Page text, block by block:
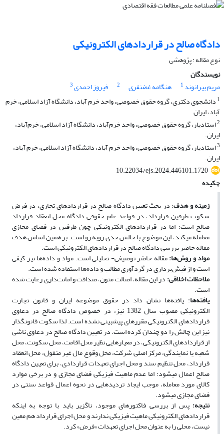
دادگاه صالح در قراردادهای الکترونیکی
نوع مقاله : پژوهشی
نویسندگان
مریم بیرانوند 1 هنگامه غضنفری 2 فیروز احمدی3
1 دانشجوی دکتری، گروه حقوق خصوصی، واحد خرم آباد، دانشگاه آزاد اسلامی، خرم
آباد، ایران
2استادیار، گروه حقوق خصوصی، واحد خرم‌آباد، دانشگاه آزاد اسلامی، خرم‌آباد،
ایران.
3استادیار، گروه حقوق خصوصی، واحد خرم آباد، دانشگاه آزاد اسلامی، خرم آباد،
ایران.
10.22034/ejs.2024.446101.1720
چکیده
زمینه و هدف: در بحث تعیین دادگاه صالح در قراردادهای تجاری، در فرض
سکوت طرفین قرارداد، در قواعد عام حقوقی دادگاه محل انعقاد قرارداد
صالح است؛ اما در قراردادهای الکترونیکی چون طرفین در فضای مجازی
معامله می­کند، این موضوع با چالش جدی روبه ­رو است. بر همین اساس هدف
مقاله حاضر بررسی دادگاه صالح در قراردادهای الکترونیکی است.
مواد و روش‌ها:مقاله حاضر توصیفی- تحلیلی است. مواد و داده‌ها نیز کیفی
است و از فیش‌برداری در گردآوری مطالب و داده‌ها استفاده‌ شده است.
ملاحظات اخلاقی:در این مقاله، اصالت متون، صداقت و امانت‌داری رعایت شده
است.
یافته‌ها: یافته‌ها نشان داد در حقوق موضوعه ایران و قانون تجارت
الکترونیکی مصوب سال 1382 نیز، در خصوص دادگاه صالح در دعاوی
قراردادهای الکترونیکی مقرره­ای پیش­بینی نشده است. لذا سکوت قانون­گذار
نیز این چالش را دو چندان کرده است. در تعیین دادگاه صالح در دعاوی ناشی
از قراردادهای الکترونیکی، در معیارهایی نظیر محل اقامت، محل سکونت، محل
شعبه یا نمایندگی، مرکز اصلی شرکت، محل وقوع مال غیر منقول، محل انعقاد
قرارداد، محل تنظیم سند و محل اجرای تعهدات قراردادی، برای تعیین دادگاه
صالح اعمال می­شود؛ اما عدم ماهیت فیزیکی فضای مجازی و در برخی موارد
کالای مورد معامله، موجب ایجاد تردیدهایی در نحوه اعمال قواعد سنتی در
فضای مجازی می­شود.
نتیجه: پس از بررسی فاکتورهای موجود، ناگزیر باید با توجه به اینکه
قراردادهای الکترونیکی ماهیت فیزیکی ندارند و محل اجرای قرارداد هم معین
نیست، محلی را به­ عنوان محل اجرای تعهدات «فرض» کرد.